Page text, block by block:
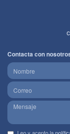
Contacta con